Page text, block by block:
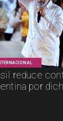
reduce
por